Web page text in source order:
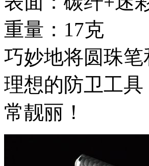
重量：17克
巧妙地将圆珠
理想的防卫工
常靓丽！